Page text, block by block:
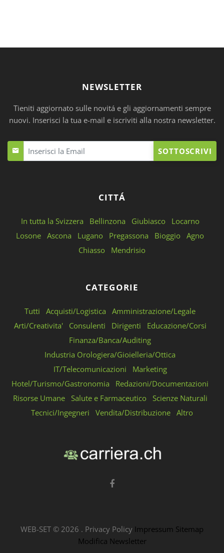
NEWSLETTER
Tieniti aggiornato sulle novitá e gli aggiornamenti sempre
nuovi. Inserisci la tua e-mail e iscriviti alla nostra newsletter.
SOTTOSCRIVI
CITTÁ
In tutta la Svizzera Bellinzona Giubiasco
Locarno
Losone Ascona Lugano Pregassona Bioggio Agno
Chiasso
Mendrisio
CATEGORIE
Tutti Acquisti/Logistica
Amministrazione/Legale
Arti/Creativita'
Consulenti Dirigenti
Educazione/Corsi
Finanza/Banca/Auditing
Industria Orologiera/Gioielleria/Ottica
IT/Telecomunicazioni
Marketing
Hotel/Turismo/Gastronomia
Redazioni/Documentazioni
Risorse Umane
Salute e Farmaceutico
Scienze Naturali
Tecnici/Ingegneri
Vendita/Distribuzione Altro
WEB-SET © 2026 . Privacy Policy Impressum Sitemap
Modifica Newsletter